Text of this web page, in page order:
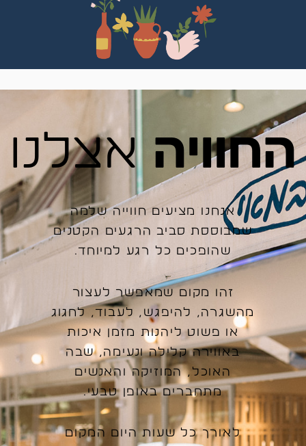
החוויה אצלנו
אנחנו מציעים חווייה שלמה
שמבוססת סביב הרגעים הקטנים
שהופכים כל רגע למיוחד.
זהו מקום שמאפשר לעצור
מהשגרה, להיפגש, לעבוד, לחגוג
או פשוט ליהנות מזמן איכות
באווירה קלילה ונעימה, שבה
האוכל, המוזיקה והאנשים
מתחברים באופן טבעי.
לאורך כל שעות היום המקום